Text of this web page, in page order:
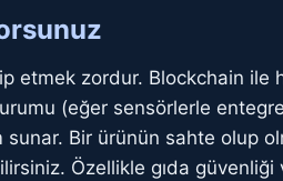
etmek zordur. Blockchain ile
(eğer sensörlerle
Bir ürünün sahte olup
Özellikle gıda